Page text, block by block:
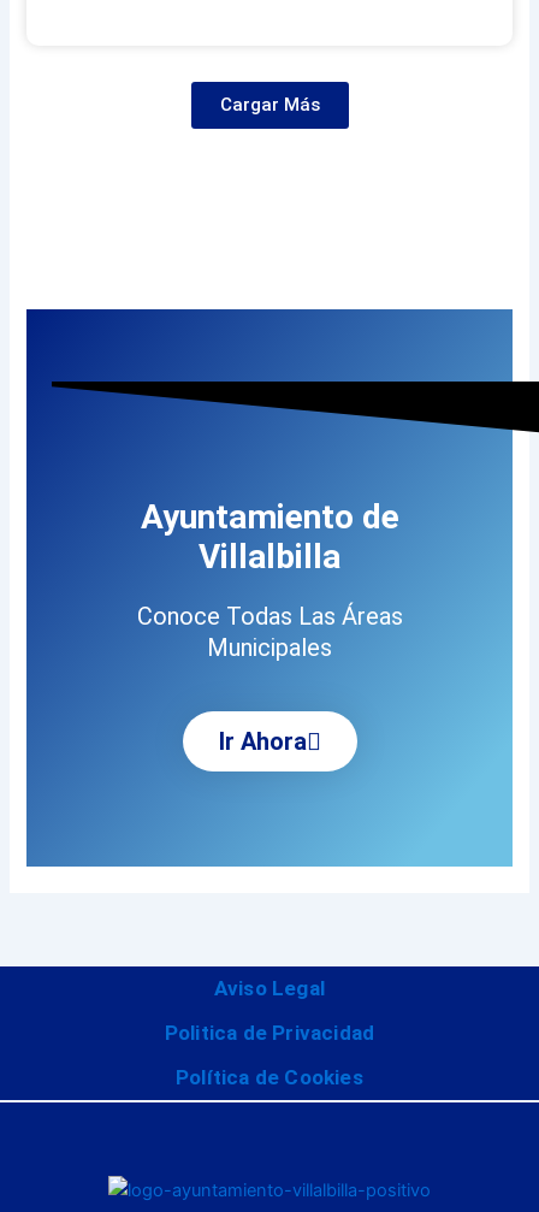
Cargar Más
Ayuntamiento de
Villalbilla
Conoce Todas Las Áreas
Municipales
Ir Ahora
Aviso Legal
Politica de Privacidad
Política de Cookies